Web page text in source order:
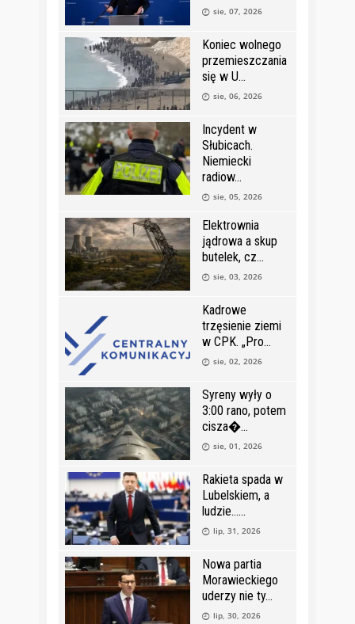
sie, 07, 2026
Koniec wolnego
przemieszczania
się w U
sie, 06, 2026
Incydent w
Słubicach.
Niemiecki
radiow
sie, 05, 2026
Elektrownia
jądrowa a skup
butelek, cz
sie, 03, 2026
Kadrowe
trzęsienie ziemi
w CPK. „Pro
sie, 02, 2026
Syreny wyły o
3:00 rano, potem
cisza�
sie, 01, 2026
Rakieta spada w
Lubelskiem, a
ludzie…
lip, 31, 2026
Nowa partia
Morawieckiego
uderzy nie ty
lip, 30, 2026